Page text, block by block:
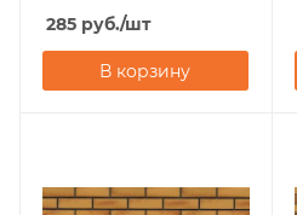
285 руб./шт
В корзину